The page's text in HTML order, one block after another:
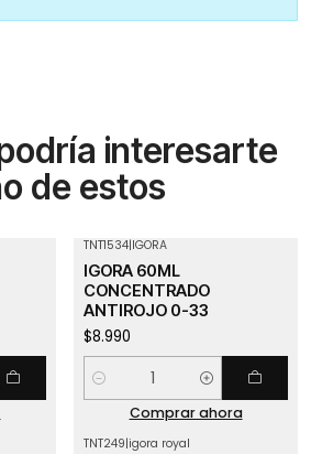
interesarte
de estos
TNT1534|IGORA
IGORA 60ML
CONCENTRADO
ANTIROJO 0-33
$8.990
Cantidad
Comprar ahora
TNT249|igora royal